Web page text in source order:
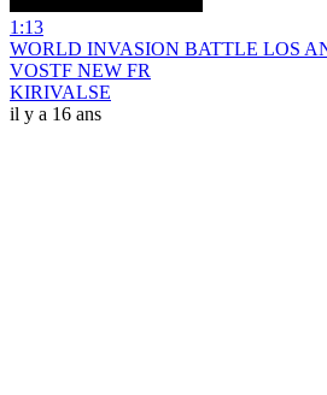
1:13
WORLD INVASION BATTLE LOS
VOSTF NEW FR
KIRIVALSE
il y a 16 ans